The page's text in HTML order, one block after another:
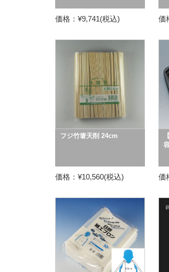
価格：¥9,741(税込) 価
フジ竹箸天削 24cm
価格：¥10,560(税込) 価